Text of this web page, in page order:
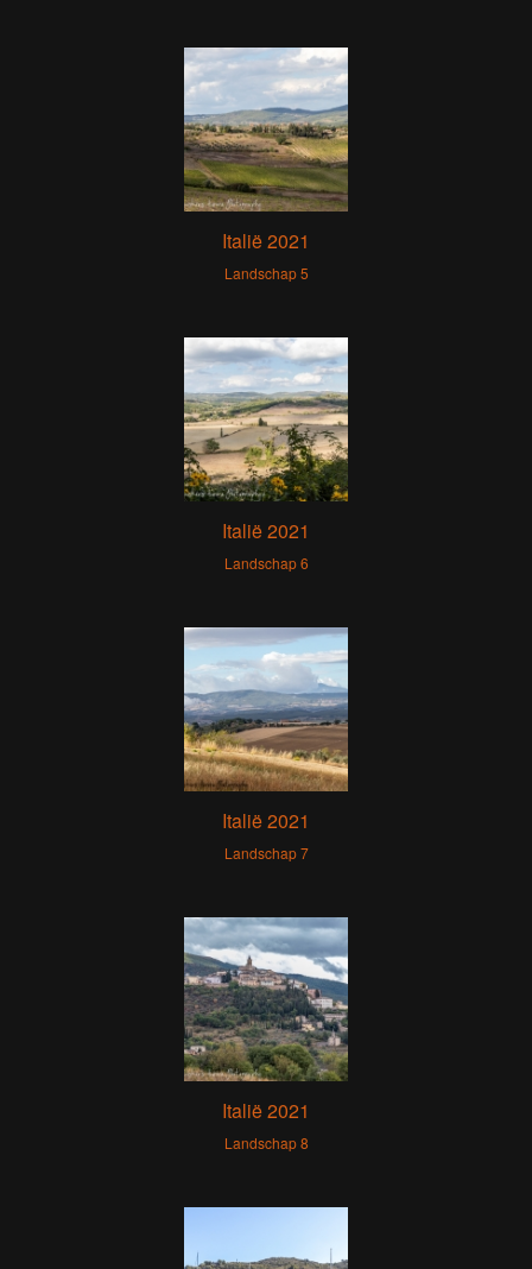
Italië 2021
Landschap 5
Italië 2021
Landschap 6
Italië 2021
Landschap 7
Italië 2021
Landschap 8